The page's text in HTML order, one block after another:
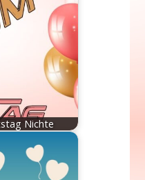
Nichte